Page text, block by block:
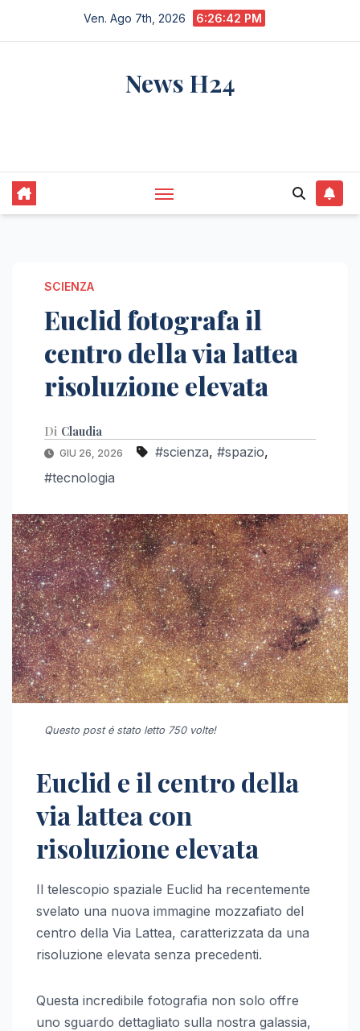
Ven. Ago 7th, 2026 6:26:43 PM
News H24
SCIENZA
Euclid fotografa il
centro della via lattea
risoluzione elevata
Di Claudia
GIU 26, 2026 #scienza, #spazio,
#tecnologia
Questo post é stato letto 750 volte!
Euclid e il centro della
via lattea con
risoluzione elevata
Il telescopio spaziale Euclid ha recentemente
svelato una nuova immagine mozzafiato del
centro della Via Lattea, caratterizzata da una
risoluzione elevata senza precedenti.
Questa incredibile fotografia non solo offre
uno sguardo dettagliato sulla nostra galassia,